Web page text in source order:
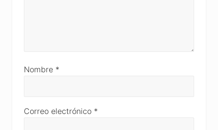
Nombre *
Correo electrónico *